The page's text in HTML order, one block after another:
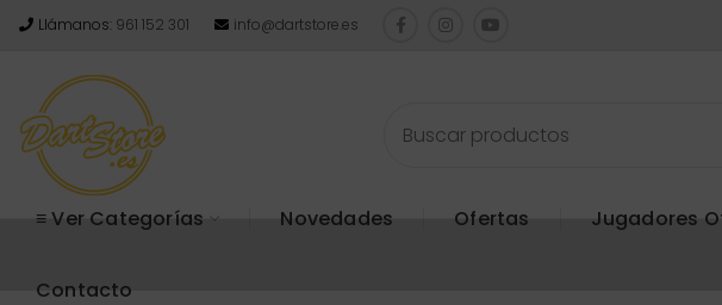
Llámanos: 961 152 301 info@dartstore.es
≡ Ver Categorías Novedades Ofertas Jugadores
Contacto